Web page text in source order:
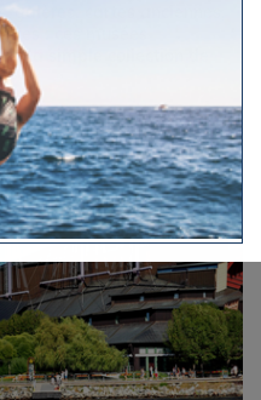
galères, cartes anciennes,
: ces musées
la simple collection de